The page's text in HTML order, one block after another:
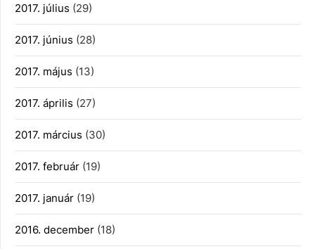
2017. július (29)
2017. június (28)
2017. május (13)
2017. április (27)
2017. március (30)
2017. február (19)
2017. január (19)
2016. december (18)